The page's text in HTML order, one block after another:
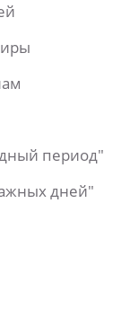
период"
дней"